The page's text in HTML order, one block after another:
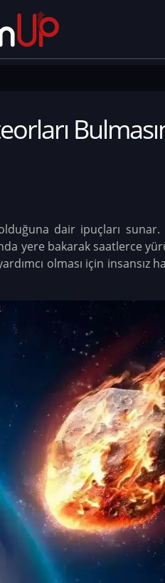
dair ipuçları
yere bakarak saatlerce
olması için insansız